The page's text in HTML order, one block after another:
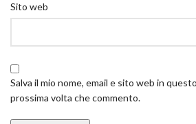
Sito web
Salva il mio nome, email e sito web in
prossima volta che commento.